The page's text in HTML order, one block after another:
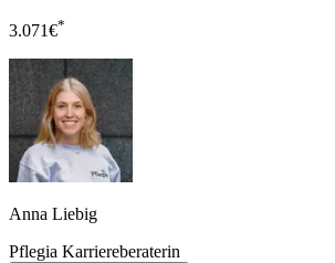
3.071€*
Anna Liebig
Pflegia Karriereberaterin